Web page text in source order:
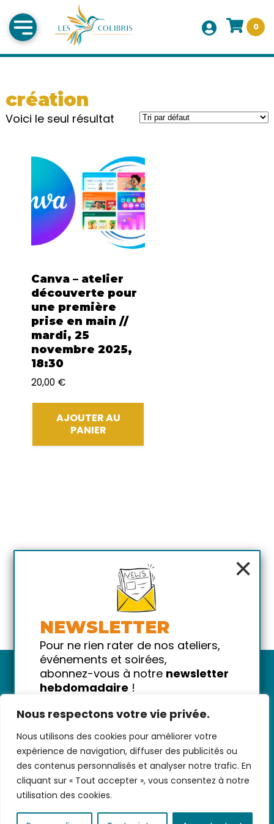
Nous respectons votre vie privée.
Nous utilisons des cookies pour améliorer votre
expérience de navigation, diffuser des publicités ou
des contenus personnalisés et analyser notre trafic. En
cliquant sur « Tout accepter », vous consentez à notre
utilisation des cookies.
0
création
Voici le seul résultat
Canva – atelier
découverte pour
une première
prise en main //
mardi, 25
novembre 2025,
18:30
20,00 €
AJOUTER AU
PANIER
Nous contacter-CGV/CGU-Données
personnelles-Infos pratiques- FAQ
×
NEWSLETTER
Pour ne rien rater de nos ateliers,
événements et soirées,
abonnez-vous à notre newsletter
hebdomadaire !
!
Votre email